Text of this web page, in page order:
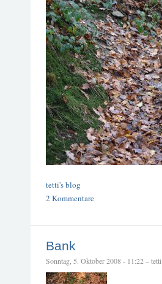
tetti's blog
2 Kommentare
Bank
Sonntag, 5. Oktober 2008 - 11:22 – tetti